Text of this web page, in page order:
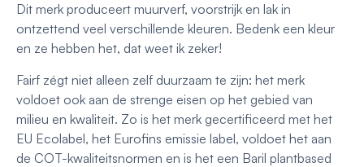
Dit merk produceert muurverf, voorstrijk en lak in
ontzettend veel verschillende kleuren. Bedenk een kleur
en ze hebben het, dat weet ik zeker!
Fairf zégt niet alleen zelf duurzaam te zijn: het merk
voldoet ook aan de strenge eisen op het gebied van
milieu en kwaliteit. Zo is het merk gecertificeerd met het
EU Ecolabel, het Eurofins emissie label, voldoet het aan
de COT-kwaliteitsnormen en is het een Baril plantbased